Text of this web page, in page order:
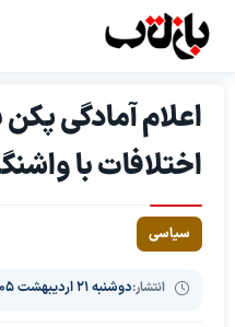
اعلام آمادگی
اختلافات با
سیاسی
انتشار:دوشنبه ۲۱ اردیبهشت ۱۴۰۵، ساعت ۱۶:۳۳